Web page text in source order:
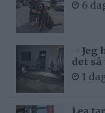
6
– Jeg
det
1